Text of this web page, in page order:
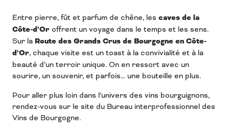
Entre pierre, fût et parfum de chêne, les caves de la
Côte-d’Or offrent un voyage dans le temps et les sens.
Sur la Route des Grands Crus de Bourgogne en Côte-
d’Or, chaque visite est un toast à la convivialité et à la
beauté d’un terroir unique. On en ressort avec un
sourire, un souvenir, et parfois… une bouteille en plus.
Pour aller plus loin dans l’univers des vins bourguignons,
rendez-vous sur le site du Bureau interprofessionnel des
Vins de Bourgogne.